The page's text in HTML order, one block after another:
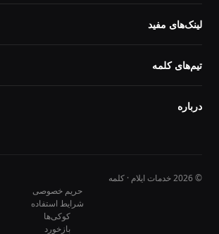
لینک‌های مفید
تیم‌های کلمه
درباره
© 2026 خدمات ایلام · کلمه
حریم خصوصی
شرایط استفاده
کوکی‌ها
بازخورد
10